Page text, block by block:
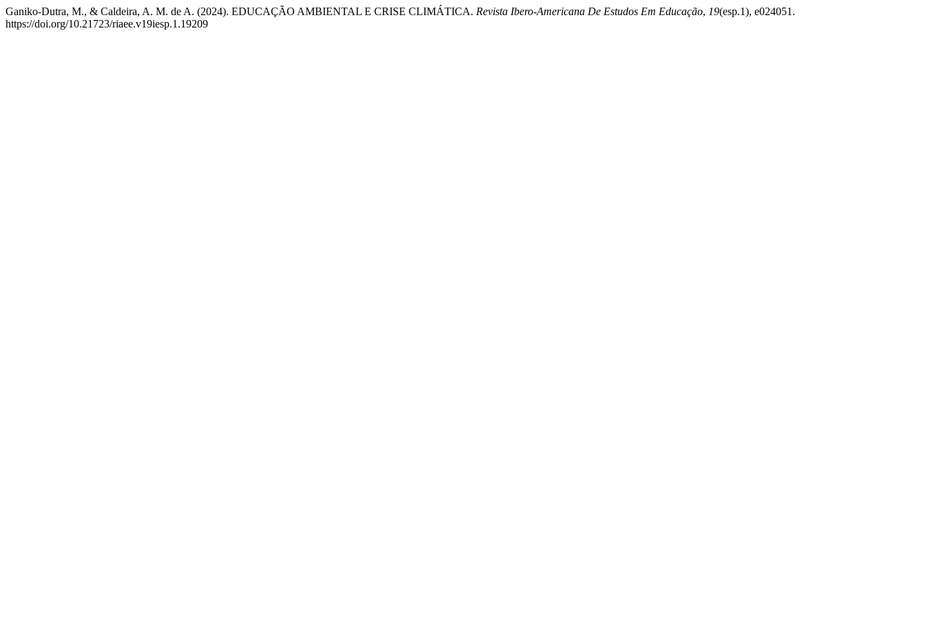
Ganiko-Dutra, M., & Caldeira, A. M. de A. (2024). EDUCAÇÃO AMBIENTAL E CRISE CLIMÁTICA. Revista Ibero-Americana De Estudos Em Educação, 19(esp.1), e024051.
https://doi.org/10.21723/riaee.v19iesp.1.19209